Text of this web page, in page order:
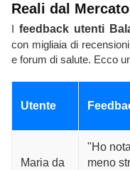
Reali dal
I feedback utenti
con migliaia di
e forum di salute. Ecco
Utente
Maria da
"Ho
meno